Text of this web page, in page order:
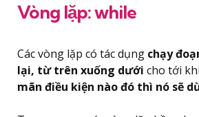
Vòng lặp: while
Các vòng lặp có tác dụng chạy
lại, từ trên xuống dưới cho tới khi
mãn điều kiện nào đó thì nó sẽ